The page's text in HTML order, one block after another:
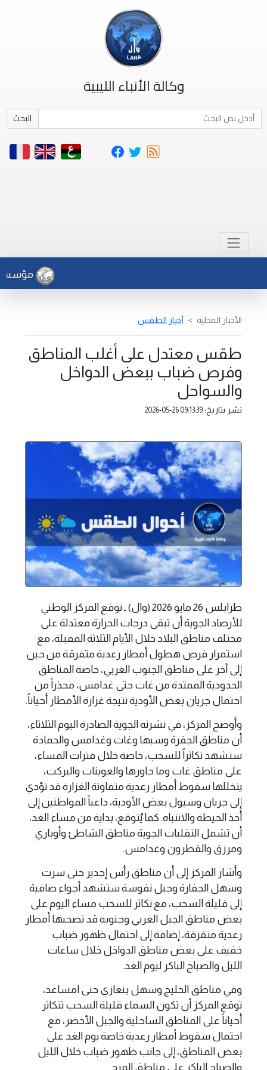
وكالة الأنباء الليبية
البحث
مؤسسة
الأخبار المحلية أخبار الطقس
طقس معتدل على أغلب المناطق
وفرص ضباب ببعض الدواخل
والسواحل
نشر بتاريخ: 2026-05-26 09:13:39
طرابلس 26 مايو 2026 (وال) ـ توقع المركز الوطني
للأرصاد الجوية أن تبقى درجات الحرارة معتدلة على
مختلف مناطق البلاد خلال الأيام الثلاثة المقبلة، مع
استمرار فرص هطول أمطار رعدية متفرقة من حين
إلى آخر على مناطق الجنوب الغربي، خاصة المناطق
الحدودية الممتدة من غات حتى غدامس، محذراً من
احتمال جريان بعض الأودية نتيجة غزارة الأمطار أحياناً.
وأوضح المركز، في نشرته الجوية الصادرة اليوم الثلاثاء،
أن مناطق الجفرة وسبها وغات وغدامس والحمادة
ستشهد تكاثراً للسحب، خاصة خلال فترات المساء،
على مناطق غات وما جاورها والعوينات والبركت،
يتخللها سقوط أمطار رعدية متفاوتة الغزارة قد تؤدي
إلى جريان وسيول بعض الأودية، داعياً المواطنين إلى
أخذ الحيطة والانتباه. كما يُتوقع، بداية من مساء الغد،
أن تشمل التقلبات الجوية مناطق الشاطئ وأوباري
ومرزق والقطرون وغدامس.
وأشار المركز إلى أن مناطق رأس إجدير حتى سرت
وسهل الجفارة وجبل نفوسة ستشهد أجواء صافية
إلى قليلة السحب، مع تكاثر للسحب مساء اليوم على
بعض مناطق الجبل الغربي وجنوبه قد تصحبها أمطار
رعدية متفرقة، إضافة إلى احتمال ظهور ضباب
خفيف على بعض مناطق الدواخل خلال ساعات
الليل والصباح الباكر ليوم الغد.
وفي مناطق الخليج وسهل بنغازي حتى امساعد،
توقع المركز أن تكون السماء قليلة السحب تتكاثر
أحياناً على المناطق الساحلية والجبل الأخضر، مع
احتمال سقوط أمطار رعدية خاصة يوم الغد على
بعض المناطق، إلى جانب ظهور ضباب خلال الليل
والصباح الباكر على مناطق المرج.